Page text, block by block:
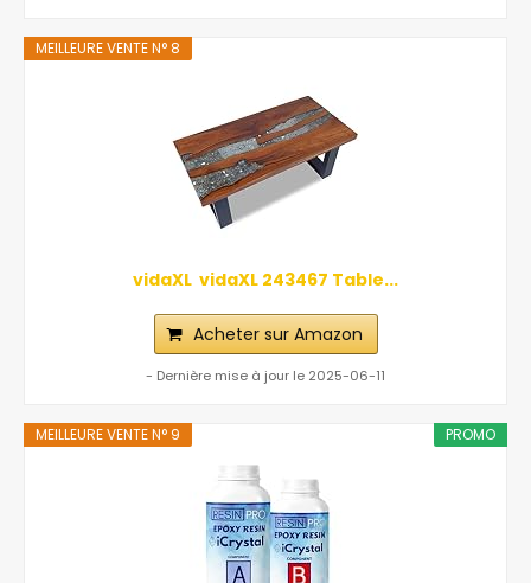
MEILLEURE VENTE N° 8
vidaXL ‎ vidaXL‎ ‎243467 Table...
Acheter sur Amazon
- Dernière mise à jour le 2025-06-11
PROMO
MEILLEURE VENTE N° 9